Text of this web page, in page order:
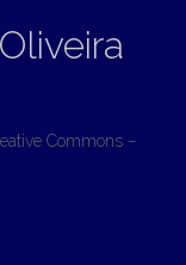
Commons –